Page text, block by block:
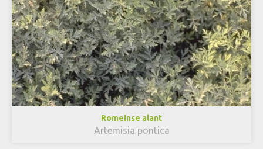
Romeinse alant
Artemisia pontica